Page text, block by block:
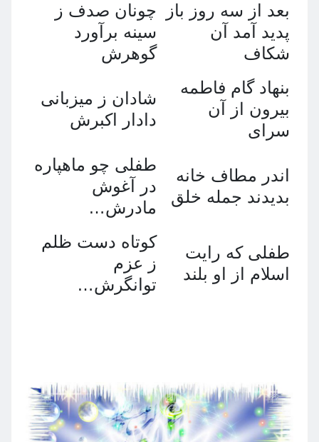
بعد از سه روز باز
پديد آمد آن
شكاف
چونان صدف ز
سينه برآورد
گوهرش
بنهاد گام فاطمه
بيرون از آن
سراى
شادان ز ميزبانى
دادار اكبرش
اندر مطاف خانه
بديدند جمله خلق
طفلى چو ماهپاره
در آغوش
مادرش…
طفلى كه رايت
اسلام از او بلند
كوتاه دست ظلم
ز عزم
توانگرش…